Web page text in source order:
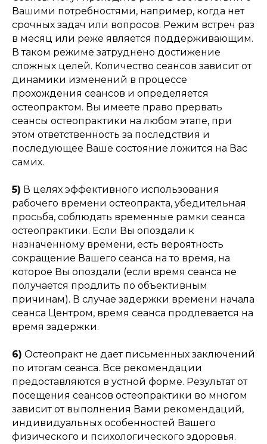
Вашими потребностями, например, когда нет
срочных задач или вопросов. Режим встреч раз
в месяц или реже является поддерживающим.
В таком режиме затруднено достижение
сложных целей. Количество сеансов зависит от
динамики изменений в процессе
прохождения сеансов и определяется
остеопрактом. Вы имеете право прервать
сеансы остеопрактики на любом этапе, при
этом ответственность за последствия и
последующее Ваше состояние ложится на Вас
самих.
5) В целях эффективного использования
рабочего времени остеопракта, убедительная
просьба, соблюдать временные рамки сеанса
остеопрактики. Если Вы опоздали к
назначенному времени, есть вероятность
сокращение Вашего сеанса на то время, на
которое Вы опоздали (если время сеанса не
получается продлить по объективным
причинам). В случае задержки времени начала
сеанса Центром, время сеанса продлевается на
время задержки.
6) Остеопракт не дает письменных заключений
по итогам сеанса. Все рекомендации
предоставляются в устной форме. Результат от
посещения сеансов остеопрактики во многом
зависит от выполнения Вами рекомендаций,
индивидуальных особенностей Вашего
физического и психологического здоровья.